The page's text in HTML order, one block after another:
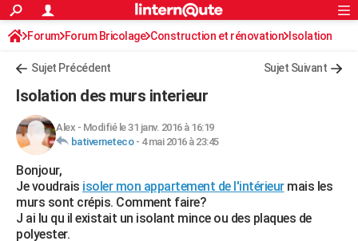
ACTUALITÉS
Politique
Société
Faits Divers
Education
Monde
Villes
+
FINANCE
Retraite
Impôts
Epargne
Immobilier
Risques naturels par ville
Banque
Assurance
Crédit
AUTO
Essais
Réserver un essai
Citadines
Berlines
SUV
Forum auto
+HIGH-TECH
Mobiles
Meilleur smartphone
Internet
Ordinateurs
Jeux vidéo
Guide high-tech
+BRICOLAGE
Rechercher
S'inscrire
Connexion
Forum Forum Bricolage Construction et rénovation Isolation
Sujet Précédent Sujet Suivant
Isolation des murs interieur
Alex - Modifié le 31 janv. 2016 à 16:19
bativerneteco- 4 mai 2016 à 23:45
Bonjour,
Je voudrais isoler mon appartement de l'intérieurmais les
murs sont crépis. Comment faire?
J ai lu qu il existait un isolant mince ou des plaques de
polyester.